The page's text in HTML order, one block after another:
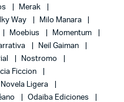
Merak
Way
Milo Manara
Moebius
Momentum
Neil Gaiman
Nostromo
Ficcion
Novela Ligera
Odaiba Ediciones